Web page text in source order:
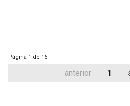
Página 1 de 16
anterior 1